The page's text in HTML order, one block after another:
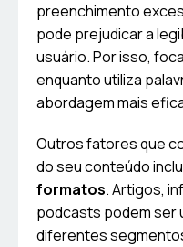
preenchimento
pode prejudicar a
usuário. Por isso,
enquanto utiliza
abordagem mais
Outros fatores que
do seu conteúdo
formatos. Artigos,
podcasts podem ser
diferentes